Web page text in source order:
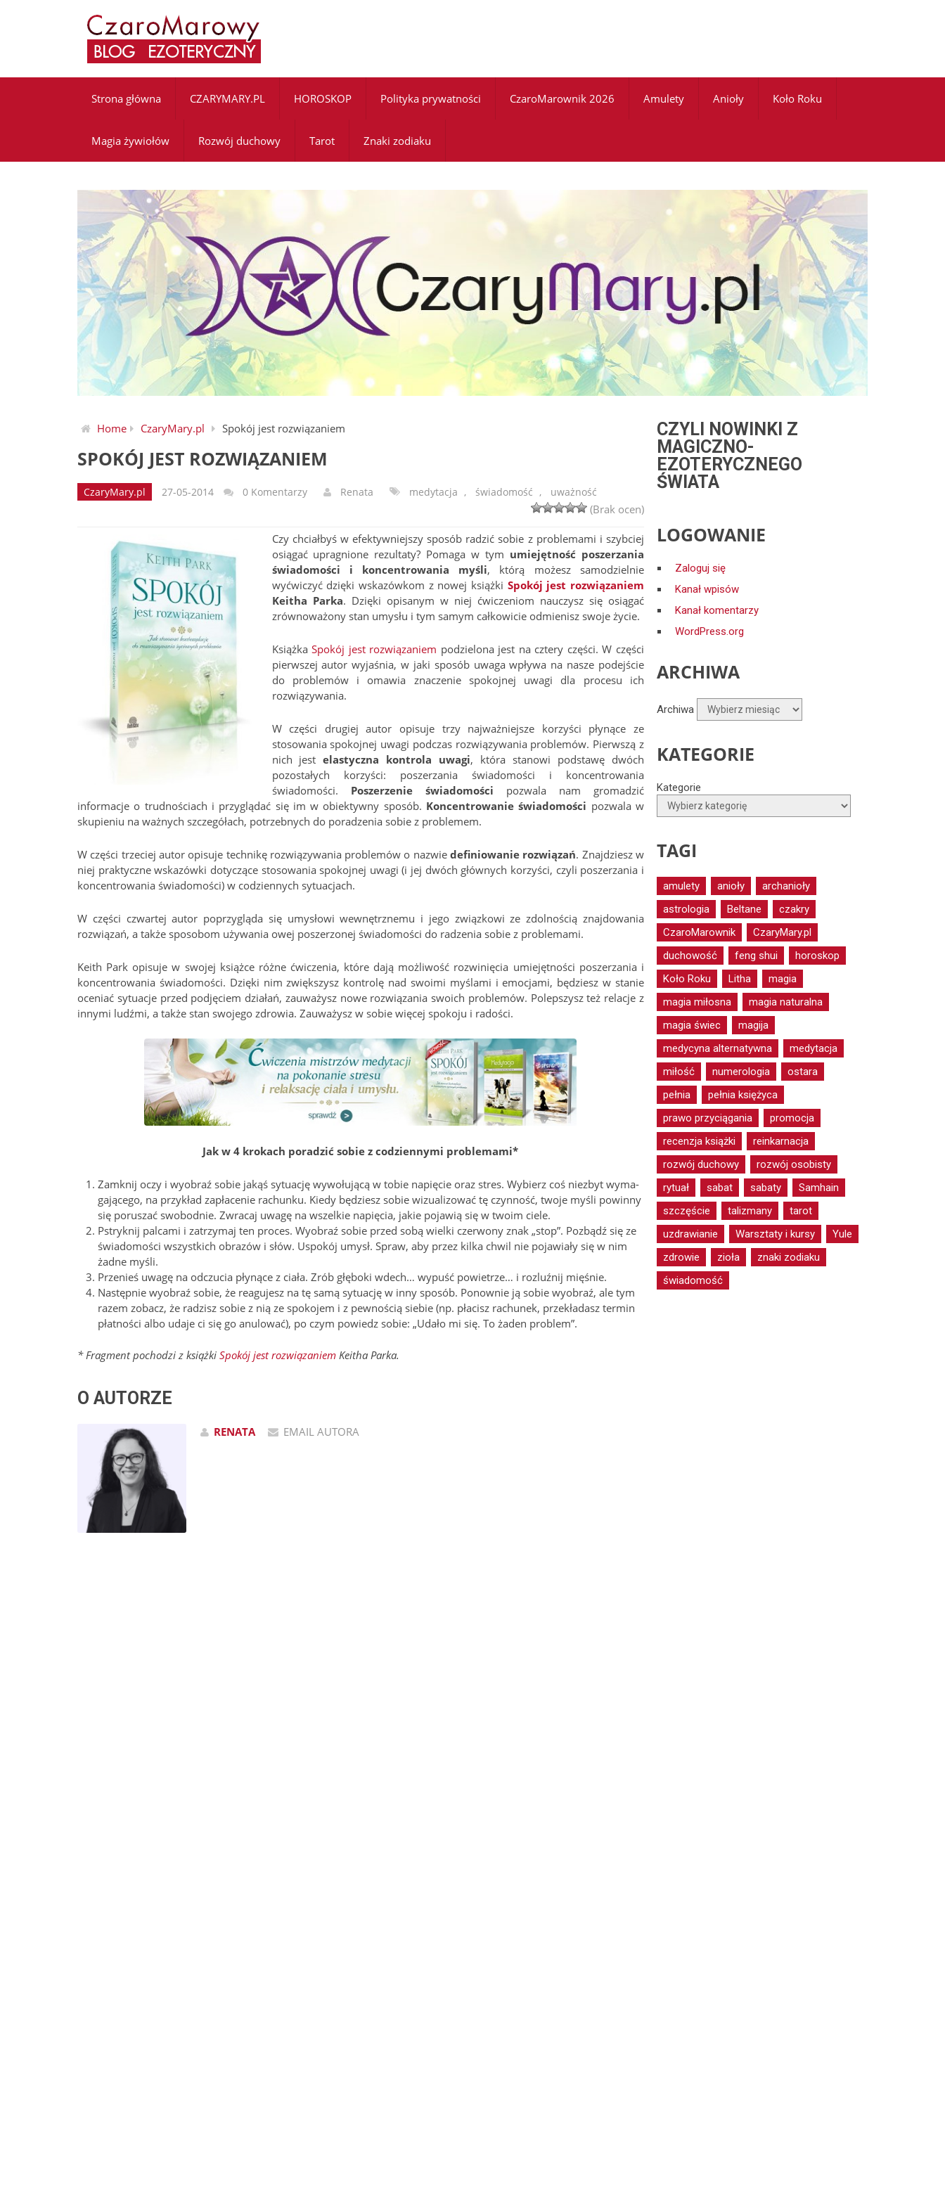
Strona główna CZARYMARY.PL HOROSKOP Polityka prywatności CzaroMarownik 2026 Amulety Anioły Koło Roku
Magia żywiołów Rozwój duchowy Tarot Znaki zodiaku
Home CzaryMary.pl Spokój jest rozwiązaniem
SPOKÓJ JEST ROZWIĄZANIEM
CzaryMary.pl 27-05-2014 0 Komentarzy Renata medytacja , świadomość , uważność
(Brak ocen)
Czy chciałbyś w efektywniejszy sposób radzić sobie z problemami i szybciej
osiągać upragnione rezultaty? Pomaga w tym umiejętność poszerzania
świadomości i koncentrowania myśli, którą możesz samodzielnie
wyćwiczyć dzięki wskazówkom z nowej książki Spokój jest rozwiązaniem
Keitha Parka. Dzięki opisanym w niej ćwiczeniom nauczysz się osiągać
zrównoważony stan umysłu i tym samym całkowicie odmienisz swoje życie.
KsiążkaSpokój jest rozwiązaniem podzielona jest na cztery części. W części
pierwszej autor wyjaśnia, w jaki sposób uwaga wpływa na nasze podejście
do problemów i omawia znaczenie spokojnej uwagi dla procesu ich
rozwiązywania.
W części drugiej autor opisuje trzy najważniejsze korzyści płynące ze
stosowania spokojnej uwagi podczas rozwiązywania problemów. Pierwszą z
nich jestelastyczna kontrola uwagi, która stanowi podstawę dwóch
pozostałych korzyści: poszerzania świadomości i koncentrowania
świadomości. Poszerzenie świadomości pozwala nam gromadzić
informacje o trudnościach i przyglądać się im w obiektywny sposób. Koncentrowanie świadomości pozwala w
skupieniu na ważnych szczegółach, potrzebnych do poradzenia sobie z problemem.
W części trzeciej autor opisuje technikę rozwiązywania problemów o nazwiedefiniowanie rozwiązań. Znajdziesz w
niej praktyczne wskazówki dotyczące stosowania spokojnej uwagi (i jej dwóch głównych korzyści, czyli poszerzania i
koncentrowania świadomości) w codziennych sytuacjach.
W części czwartej autor poprzygląda się umysłowi wewnętrznemu i jego związkowi ze zdolnością znajdowania
rozwiązań, a także sposobom używania owej poszerzonej świadomości do radzenia sobie z problemami.
Keith Park opisuje w swojej książce różne ćwiczenia, które dają możliwość rozwinięcia umiejętności poszerzania i
koncentrowania świadomości. Dzięki nim zwiększysz kontrolę nad swoimi myślami i emocjami, będziesz w stanie
oceniać sytuacje przed podjęciem działań, zauważysz nowe rozwiązania swoich problemów. Polepszysz też relacje z
innymi ludźmi, a także stan swojego zdrowia. Zauważysz w sobie więcej spokoju i radości.
Jak w 4 krokach poradzić sobie z codziennymi problemami*
Zamknij oczy i wyobraź sobie jakąś sytuację wywołującą w tobie napięcie oraz stres. Wybierz coś niezbyt wyma­
gającego, na przykład zapłacenie rachunku. Kiedy będziesz sobie wizualizować tę czynność, twoje myśli powinny
się poruszać swobodnie. Zwracaj uwagę na wszelkie napięcia, jakie pojawią się w twoim ciele.
Pstryknij palcami i zatrzymaj ten proces. Wyobraź sobie przed sobą wielki czerwony znak „stop”. Pozbądź się ze
świadomości wszystkich obrazów i słów. Uspokój umysł. Spraw, aby przez kilka chwil nie pojawiały się w nim
żad­ne myśli.
Przenieś uwagę na odczucia płynące z ciała. Zrób głęboki wdech… wypuść powietrze… i rozluźnij mięśnie.
Następnie wyobraź sobie, że reagujesz na tę samą sytu­ację w inny sposób. Ponownie ją sobie wyobraź, ale tym
razem zobacz, że radzisz sobie z nią ze spokojem i z pewno­ścią siebie (np. płacisz rachunek, przekładasz termin
płat­ności albo udaje ci się go anulować), po czym powiedz sobie: „Udało mi się. To żaden problem”.
* Fragment pochodzi z książki Spokój jest rozwiązaniem Keitha Parka.
O AUTORZE
RENATA EMAIL AUTORA
CZYLI NOWINKI Z
MAGICZNO-
EZOTERYCZNEGO
ŚWIATA
LOGOWANIE
Zaloguj się
Kanał wpisów
Kanał komentarzy
WordPress.org
ARCHIWA
Archiwa
KATEGORIE
Kategorie
TAGI
amulety anioły
archanioły
astrologia
Beltane
czakry
CzaroMarownik
CzaryMary.pl
duchowość
feng shui
horoskop
Koło Roku
Litha
magia
magia miłosna
magia naturalna
magia świec
magija
medycyna alternatywna
medytacja
miłość
numerologia
ostara
pełnia
pełnia księżyca
prawo przyciągania
promocja
recenzja książki
reinkarnacja
rozwój duchowy
rozwój osobisty
rytuał
sabat sabaty
Samhain
szczęście
talizmany
tarot
uzdrawianie
Warsztaty i kursy
Yule
zdrowie
zioła
znaki zodiaku
świadomość